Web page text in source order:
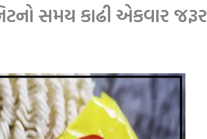
સમય કાઢી એકવાર જરૂર